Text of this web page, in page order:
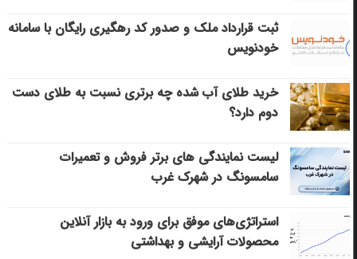
ثبت قرارداد ملک و صدور کد رهگیری رایگان با سامانه
خودنویس
خرید طلای آب شده چه برتری نسبت به طلای دست
دوم دارد؟
لیست نمایندگی های برتر فروش و تعمیرات
سامسونگ در شهرک غرب
استراتژی‌های موفق برای ورود به بازار آنلاین
محصولات آرایشی و بهداشتی